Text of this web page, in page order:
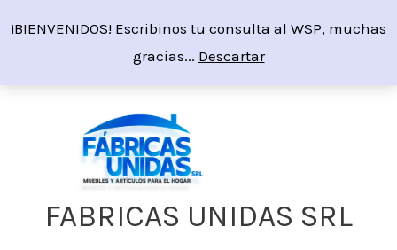
¡BIENVENIDOS! Escribinos tu consulta al WSP, muchas
gracias... Descartar
FABRICAS UNIDAS SRL